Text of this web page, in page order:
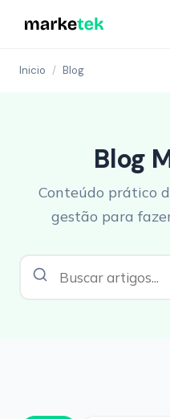
Inicio / Blog
Blog
Conteúdo prático
gestão para